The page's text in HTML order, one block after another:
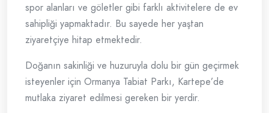
spor alanları ve göletler gibi farklı aktivitelere de ev
sahipliği yapmaktadır. Bu sayede her yaştan
ziyaretçiye hitap etmektedir.
Doğanın sakinliği ve huzuruyla dolu bir gün geçirmek
isteyenler için Ormanya Tabiat Parkı, Kartepe’de
mutlaka ziyaret edilmesi gereken bir yerdir.